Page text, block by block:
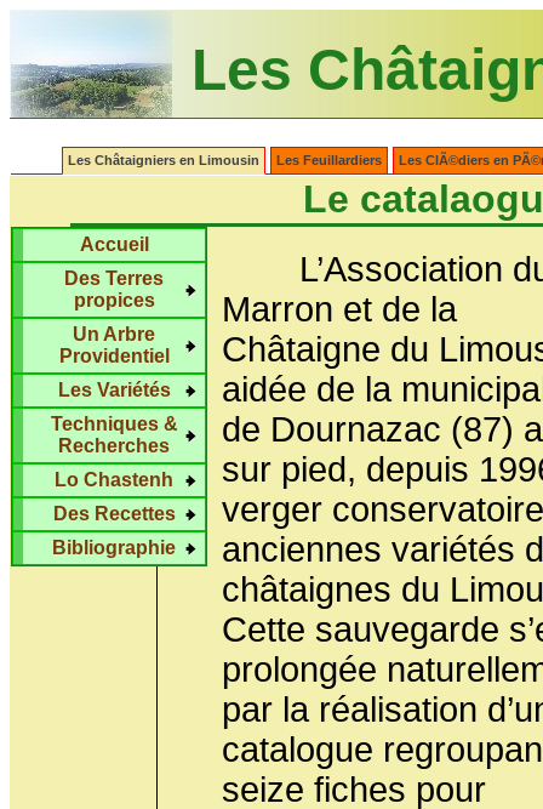
Les
Les Châtaigniers en Limousin Les Feuillardiers Les ClÃ©diers en
Le
Accueil
Des Terres
propices
Un Arbre
Providentiel
Les Variétés
Techniques &
Recherches
Lo Chastenh
Des Recettes
Bibliographie
L’Association
Marron et de la
Châtaigne du
aidée de la
de Dournazac (87)
sur pied, depuis
verger
anciennes variétés
châtaignes du
Cette sauvegarde
prolongée
par la réalisation
catalogue
seize fiches pour